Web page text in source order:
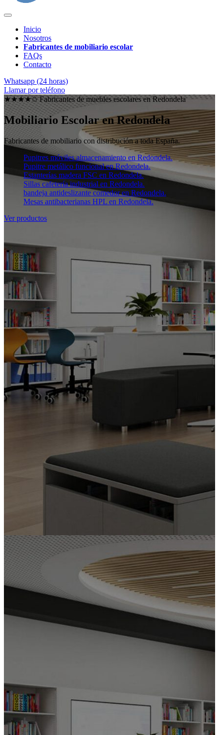
Inicio
Nosotros
Fabricantes de mobiliario escolar
FAQs
Contacto
Whatsapp (24 horas)
Llamar por teléfono
★★★★✩ Fabricantes de muebles escolares enRedondela
Mobiliario Escolar en Redondela
Fabricantes de mobiliario con distribución a toda España.
Pupitres móviles almacenamiento en Redondela.
Pupitre metálico funcional en Redondela.
Estanterías madera FSC en Redondela.
Sillas cafetería industrial en Redondela.
bandeja antideslizante comedor en Redondela.
Mesas antibacterianas HPL en Redondela.
Ver productos